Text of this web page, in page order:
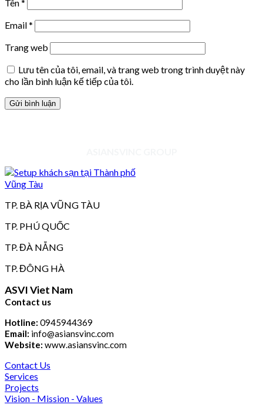
Tên*
Email*
Trang web
Lưu tên của tôi, email, và trang web trong trình duyệt này
cho lần bình luận kế tiếp của tôi.
TP. BÀ RỊA VŨNG TÀU
TP. PHÚ QUỐC
TP. ĐÀ NẴNG
TP. ĐÔNG HÀ
ASVI Viet Nam
Contact us
Hotline: 0945944369
Email: info@asiansvinc.com
Website: www.asiansvinc.com
Contact Us
Services
Projects
Vision - Mission - Values